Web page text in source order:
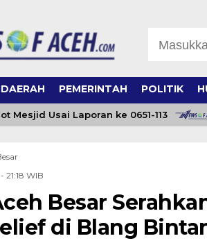
DAERAH PEMERINTAH POLITIK
Usai Laporan ke 0651-113
21:18 WIB
Besar
di Blang